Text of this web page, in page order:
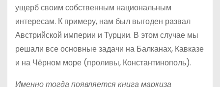
ущерб своим собственным национальным
интересам. К примеру, нам был выгоден развал
Австрийской империи и Турции. В этом случае мы
решали все основные задачи на Балканах, Кавказе
и на Чёрном море (проливы, Константинополь).
Именно тогда появляется книга маркиза